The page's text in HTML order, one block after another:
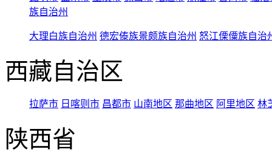
族自治州
大理白族自治州 德宏傣族景颇族自治州 怒江傈僳族自治
西藏自治区
拉萨市 日喀则市 昌都市 山南地区 那曲地区 阿里地区 林
陕西省